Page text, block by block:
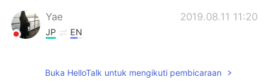
Yae 2019.08.11 11:20
JP EN
この夏久しぶりにイギリスに帰国し
Buka HelloTalk untuk mengikuti pembicaraan